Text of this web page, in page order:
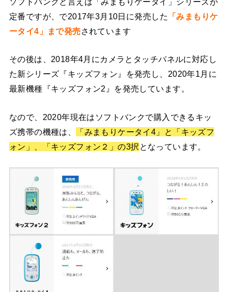
定番ですが、で2017年3月10日に発売した
「みまもりケ
ータイ4」まで発売されています
その後は、2018年4月にカメラとタッチパネルに対応し
た新シリーズ『キッズフォン』を発売し、2020年1月に
最新機種『キッズフォン2』を発売しています。
なので、2020年現在はソフトバンクで購入できるキッ
ズ携帯の機種は、
「みまもりケータイ4」と「キッズフ
ォン」、「キッズフォン２」の3択 となっています。